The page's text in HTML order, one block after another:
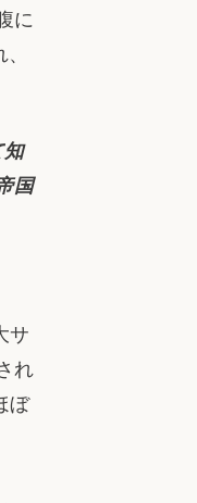
に
国
サ
れ
ぼ